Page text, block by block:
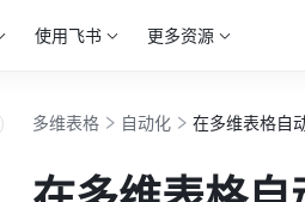
使用飞书 更多资源
多维表格 自动化 在多维表格自